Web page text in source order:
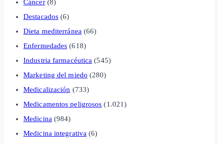
Cáncer(8)
Destacados (6)
Dieta mediterránea (66)
Enfermedades (618)
Industria farmacéutica (545)
Marketing del miedo (280)
Medicalización (733)
Medicamentos peligrosos (1.021)
Medicina (984)
Medicina integrativa (6)